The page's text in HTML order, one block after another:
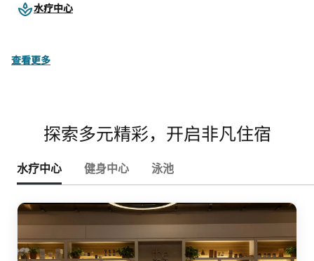
水疗中心
查看更多
探索多元精彩，开启非凡住宿
水疗中心 健身中心 泳池